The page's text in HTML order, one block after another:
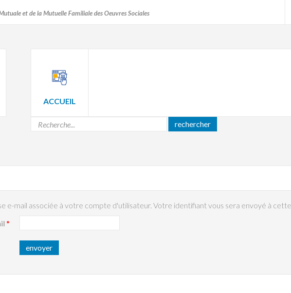
et de la Mutuelle Familiale des Oeuvres Sociales
ACCUEIL
rechercher
e-mail associée à votre compte d'utilisateur. Votre identifiant vous sera envoyé à
*
envoyer